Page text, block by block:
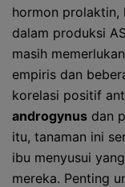
hormon prolaktin,
dalam produksi
masih
empiris dan
korelasi positif
androgynus dan
itu, tanaman ini
ibu menyusui
mereka. Penting